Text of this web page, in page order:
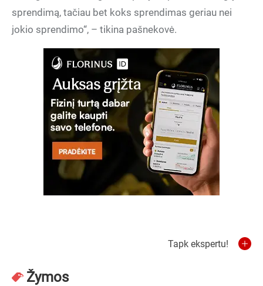
sprendimą, tačiau bet koks sprendimas geriau nei
jokio sprendimo“, – tikina pašnekovė.
Tapk ekspertu!
Žymos